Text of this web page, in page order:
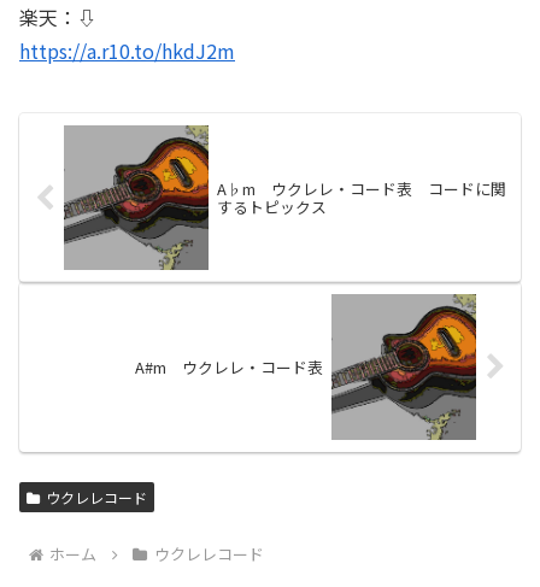
楽天：⇩
https://a.r10.to/hkdJ2m
A♭m ウクレレ・コード表 コードに関
するトピックス
A#m ウクレレ・コード表
ウクレレコード
ホーム ウクレレコード